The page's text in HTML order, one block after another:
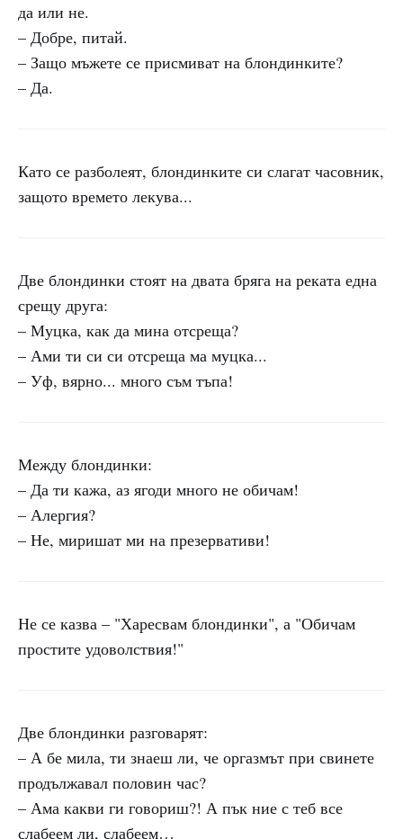
да или не.
– Добре, питай.
– Защо мъжете се присмиват на блондинките?
– Да.
Като се разболеят, блондинките си слагат часовник,
защото времето лекува...
Две блондинки стоят на двата бряга на реката една
срещу друга:
– Муцка, как да мина отсреща?
– Ами ти си си отсреща ма муцка...
– Уф, вярно... много съм тъпа!
Между блондинки:
– Да ти кажа, аз ягоди много не обичам!
– Алергия?
– Не, миришат ми на презервативи!
Не се казва – "Харесвам блондинки", а "Обичам
простите удоволствия!"
Две блондинки разговарят:
– А бе мила, ти знаеш ли, че оргазмът при свинете
продължавал половин час?
– Ама какви ги говориш?! А пък ние с теб все
слабеем ли, слабеем…